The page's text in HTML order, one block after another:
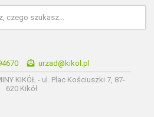
urzad@kikol.pl
KIKÓŁ - ul. Plac Kościuszki 7, 87-
620 Kikół